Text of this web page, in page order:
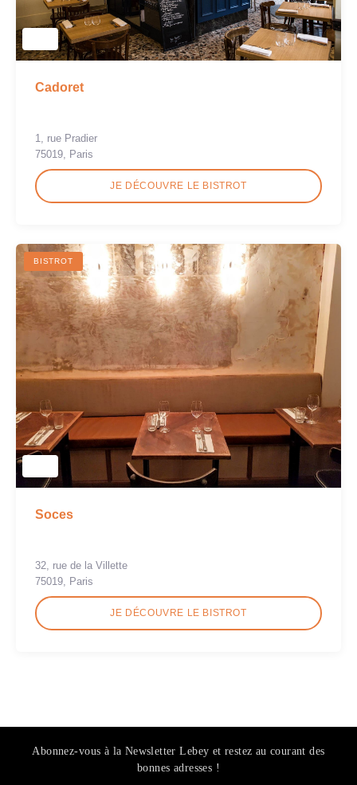
Cadoret
1, rue Pradier
75019, Paris
JE DÉCOUVRE LE BISTROT
BISTROT
Soces
32, rue de la Villette
75019, Paris
JE DÉCOUVRE LE BISTROT
Abonnez-vous à la Newsletter Lebey et restez au courant des
bonnes adresses !